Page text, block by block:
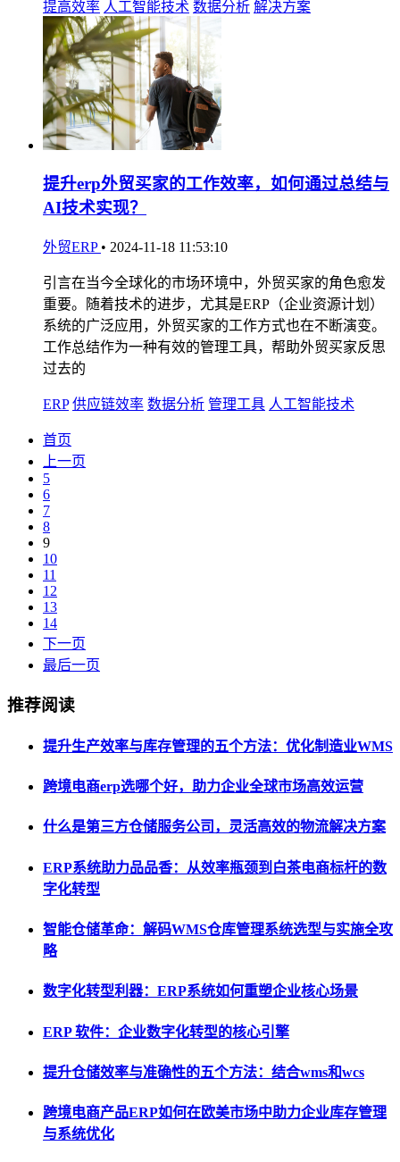
提高效率 人工智能技术 数据分析 解决方案
提升erp外贸买家的工作效率，如何通过总结与
AI技术实现？
外贸ERP • 2024-11-18 11:53:10
引言在当今全球化的市场环境中，外贸买家的角色愈发
重要。随着技术的进步，尤其是ERP（企业资源计划）
系统的广泛应用，外贸买家的工作方式也在不断演变。
工作总结作为一种有效的管理工具，帮助外贸买家反思
过去的
ERP 供应链效率 数据分析 管理工具 人工智能技术
首页
上一页
5
6
7
8
9
10
11
12
13
14
下一页
最后一页
推荐阅读
提升生产效率与库存管理的五个方法：优化制造业WMS
跨境电商erp选哪个好，助力企业全球市场高效运营
什么是第三方仓储服务公司，灵活高效的物流解决方案
ERP系统助力品品香：从效率瓶颈到白茶电商标杆的数
字化转型
智能仓储革命：解码WMS仓库管理系统选型与实施全攻
略
数字化转型利器：ERP系统如何重塑企业核心场景
ERP 软件：企业数字化转型的核心引擎
提升仓储效率与准确性的五个方法：结合wms和wcs
跨境电商产品ERP如何在欧美市场中助力企业库存管理
与系统优化